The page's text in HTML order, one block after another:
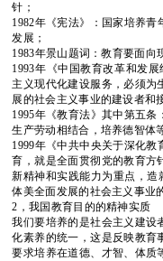
针；
1982年《宪法》：国家培养青
发展；
1983年景山题词：教育要面向
1993年《中国教育改革和发
主义现代化建设服务，必须为
展的社会主义事业的建设者和
1995年《教育法》其中第五条
生产劳动相结合，培养德智体
1999年《中共中央关于深化教
育，就是全面贯彻党的教育方
新精神和实践能力为重点，造
体美全面发展的社会主义事业
2 ，我国教育目的的精神实质
我们要培养的是社会主义建设
化素养的统一，这是反映教育
要求培养在道德、才智、体质